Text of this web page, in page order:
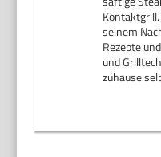
seinem
Rezepte
und
zuhause